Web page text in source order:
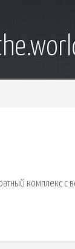
комплекс